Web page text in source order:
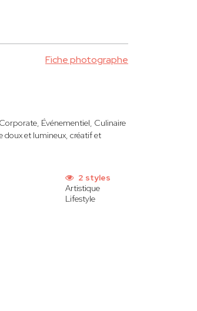
Fiche photographe
Événementiel, Culinaire
et lumineux, créatif et
2 styles
Artistique
Lifestyle